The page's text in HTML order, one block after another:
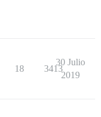
18 3413
30 Julio
2019